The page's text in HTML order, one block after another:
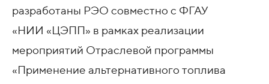
разработаны РЭО совместно с ФГАУ
«НИИ «ЦЭПП» в рамках реализации
мероприятий Отраслевой программы
«Применение альтернативного топлива